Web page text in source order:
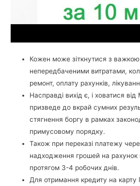
Кожен може зіткнутися з важкою
непередбаченими витратами,
ремонт, оплату рахунків,
Насправді вихід є, і ховатися
призведе до вкрай сумних
стягнення боргу в рамках
примусовому порядку.
Також при переказі платежу
надходження грошей на рахунок
протягом 3-4 робочих днів.
Для отримання кредиту на карту